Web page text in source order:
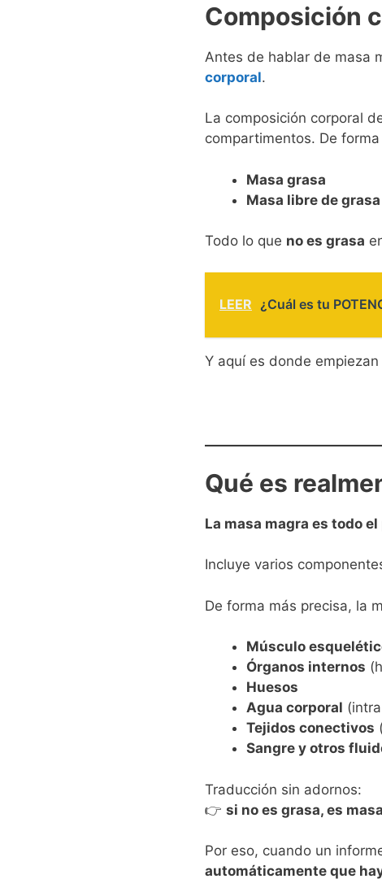
Composición
Antes de hablar de masa
corporal.
La composición corporal
compartimentos. De
Masa grasa
Masa libre de
Todo lo que no es grasa
LEER ¿Cuál es tu
Y aquí es donde
Qué es
La masa magra es todo
Incluye varios
De forma más precisa, la
Músculo
Órganos internos
Huesos
Agua corporal
Tejidos conectivos
Sangre y otros
Traducción sin adornos:
👉 si no es grasa, es
Por eso, cuando un
automáticamente que